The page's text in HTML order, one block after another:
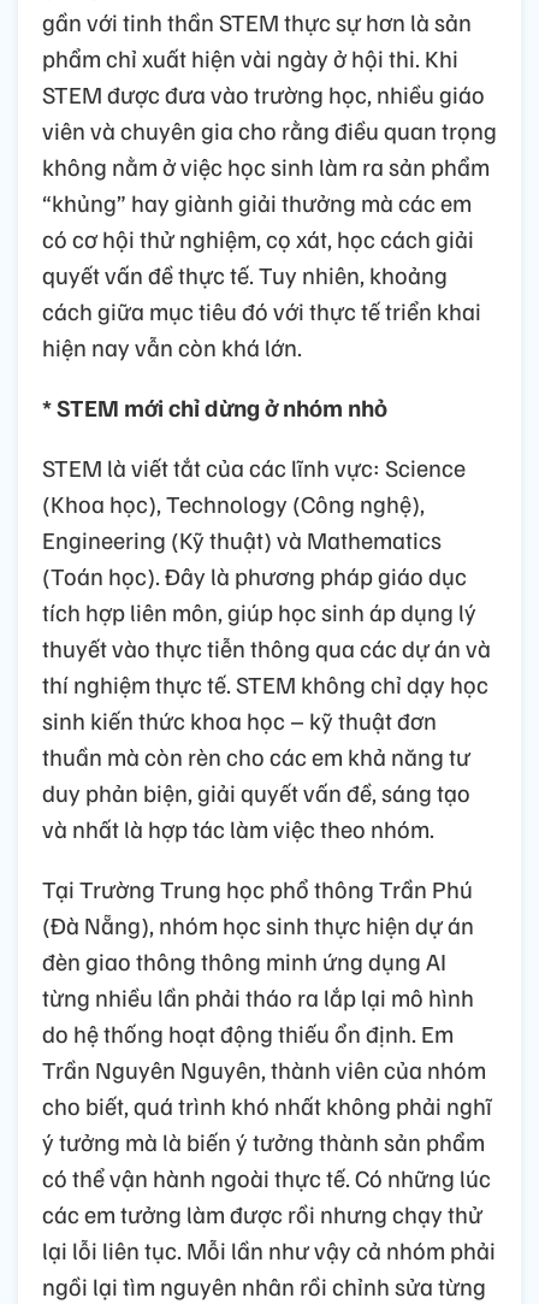
gần với tinh thần STEM thực sự hơn là sản
phẩm chỉ xuất hiện vài ngày ở hội thi. Khi
STEM được đưa vào trường học, nhiều giáo
viên và chuyên gia cho rằng điều quan trọng
không nằm ở việc học sinh làm ra sản phẩm
“khủng” hay giành giải thưởng mà các em
có cơ hội thử nghiệm, cọ xát, học cách giải
quyết vấn đề thực tế. Tuy nhiên, khoảng
cách giữa mục tiêu đó với thực tế triển khai
hiện nay vẫn còn khá lớn.
* STEM mới chỉ dừng ở nhóm nhỏ
STEM là viết tắt của các lĩnh vực: Science
(Khoa học), Technology (Công nghệ),
Engineering (Kỹ thuật) và Mathematics
(Toán học). Đây là phương pháp giáo dục
tích hợp liên môn, giúp học sinh áp dụng lý
thuyết vào thực tiễn thông qua các dự án và
thí nghiệm thực tế. STEM không chỉ dạy học
sinh kiến thức khoa học – kỹ thuật đơn
thuần mà còn rèn cho các em khả năng tư
duy phản biện, giải quyết vấn đề, sáng tạo
và nhất là hợp tác làm việc theo nhóm.
Tại Trường Trung học phổ thông Trần Phú
(Đà Nẵng), nhóm học sinh thực hiện dự án
đèn giao thông thông minh ứng dụng AI
từng nhiều lần phải tháo ra lắp lại mô hình
do hệ thống hoạt động thiếu ổn định. Em
Trần Nguyên Nguyên, thành viên của nhóm
cho biết, quá trình khó nhất không phải nghĩ
ý tưởng mà là biến ý tưởng thành sản phẩm
có thể vận hành ngoài thực tế. Có những lúc
các em tưởng làm được rồi nhưng chạy thử
lại lỗi liên tục. Mỗi lần như vậy cả nhóm phải
ngồi lại tìm nguyên nhân rồi chỉnh sửa từng